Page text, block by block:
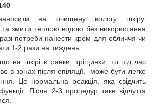
на очищену вологу шкіру,
змити теплою водою без використання
потреби нанести крем для обличчя чи
1-2 рази на тиждень.
на шкірі є ранки, тріщинки, то під час
в зонах після епіляції,
може бути легке
Це нормальна реакція, яка свідчить
Після 2-3 процедур таке відчуття